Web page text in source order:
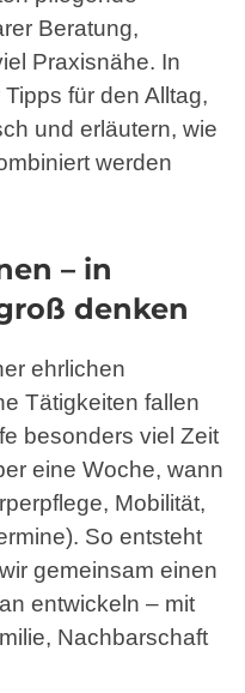
Beratung,
Praxisnähe. In
für den Alltag,
und erläutern, wie
werden
– in
denken
ehrlichen
Tätigkeiten fallen
besonders viel Zeit
eine Woche, wann
Mobilität,
So entsteht
gemeinsam einen
entwickeln – mit
Nachbarschaft